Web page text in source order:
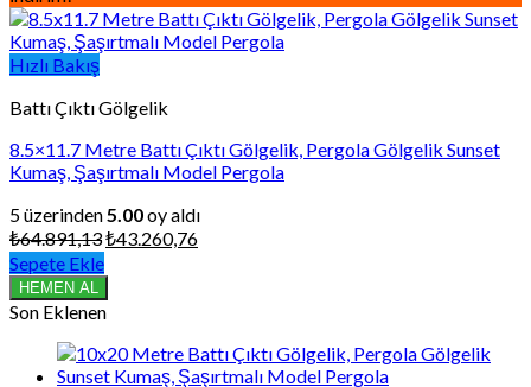
Hızlı Bakış
Battı Çıktı Gölgelik
8.5×11.7 Metre Battı Çıktı Gölgelik, Pergola Gölgelik Sunset
Kumaş, Şaşırtmalı Model Pergola
5 üzerinden5.00oy aldı
₺64.891,13Orijinal
₺64.891,13.
₺43.260,76Şu
Sepete Ekle
HEMEN AL
Son Eklenen